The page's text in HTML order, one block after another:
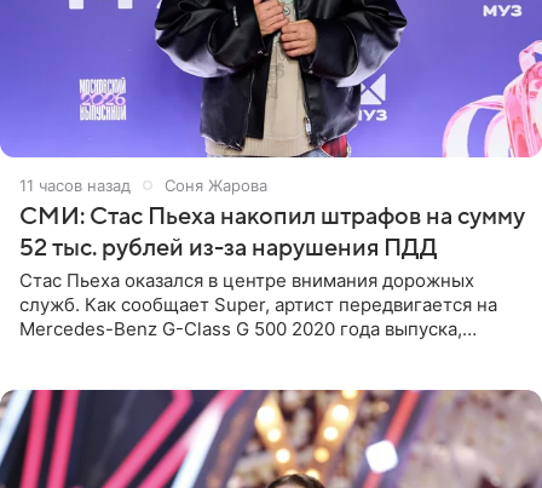
11 часов назад Соня Жарова
СМИ: Стас Пьеха накопил штрафов на сумму
52 тыс. рублей из-за нарушения ПДД
Стас Пьеха оказался в центре внимания дорожных
служб. Как сообщает Super, артист передвигается на
Mercedes-Benz G-Class G 500 2020 года выпуска,